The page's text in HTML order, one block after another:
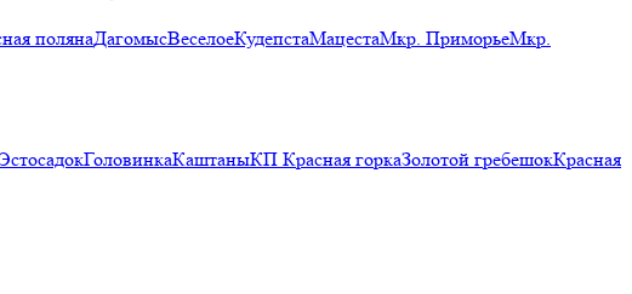
полянаДагомысВеселоеКудепстаМацестаМкр. ПриморьеМкр.
ГоловинкаКаштаныКП Красная горкаЗолотой гребешокКрасная